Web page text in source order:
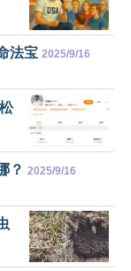
法宝 2025/9/16
？ 2025/9/16